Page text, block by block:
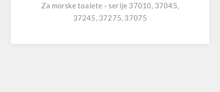
Za morske toalete - serije 37010, 37045,
37245, 37275, 37075